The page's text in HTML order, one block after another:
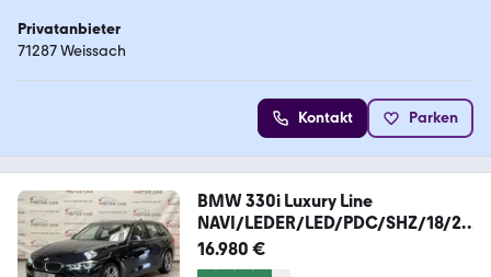
Privatanbieter
71287 Weissach
Kontakt Parken
BMW 330i Luxury Line
NAVI/LEDER/LED/PDC/SHZ/18/2H
AND
16.980 €